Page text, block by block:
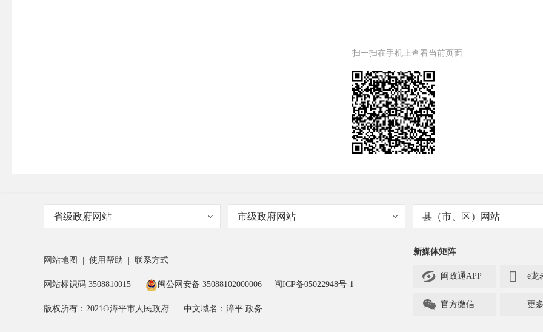
扫一扫在手机上查看当前页面
省级政府网站 市级政府网站 县（市、区）网站
网站地图 使用帮助 联系方式
网站标识码 3508810015 闽公网安备 35088102000006 闽ICP备05022948号-1
版权所有：2021©漳平市人民政府 中文域名：漳平.政务
新媒体矩阵
 闽政通APP  e龙
 官方微信 更